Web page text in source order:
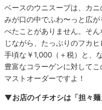
ベースのウニスープは、カ
みが口の中でふわ〜っと広
べたことがありません。そ
じながら、たっぷりのフカ
手頃な￥1,000（＋税）と、
豊富なコラーゲンに対して
マストオーダーですよ！
▼お店のイチオシは「担々麺